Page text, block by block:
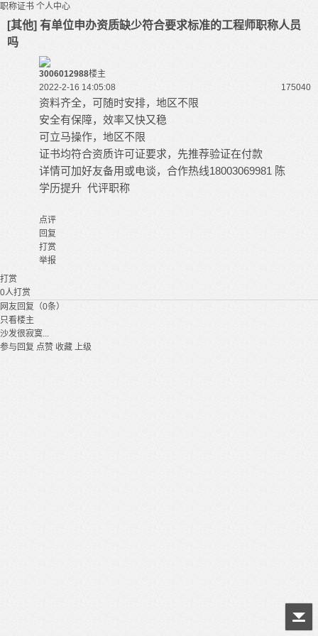
职称证书 个人中心
[其他] 有单位申办资质缺少符合要求标准的工程师职称人员
吗
3006012988楼主
2022-2-16 14:05:08
175040
资料齐全，可随时安排，地区不限
安全有保障，效率又快又稳
可立马操作，地区不限
证书均符合资质许可证要求，先推荐验证在付款
详情可加好友备用或电谈，合作热线18003069981 陈
学历提升 代评职称
点评
回复
打赏
举报
打赏
0人打赏
网友回复（0条）
只看楼主
沙发很寂寞...
参与回复 点赞 收藏 上级